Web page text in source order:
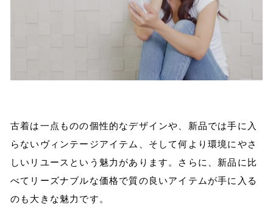
古着は一点ものの個性的なデザインや、新品では手に入
らないヴィンテージアイテム、そして何より環境にやさ
しいリユースという魅力があります。さらに、新品に比
べてリーズナブルな価格で質の良いアイテムが手に入る
のも大きな魅力です。